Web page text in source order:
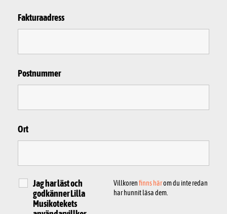
Fakturaadress
Postnummer
Ort
Jag har läst och
godkänner Lilla
Musikotekets
Villkorenfinns härom du inte redan
har hunnit läsa dem.